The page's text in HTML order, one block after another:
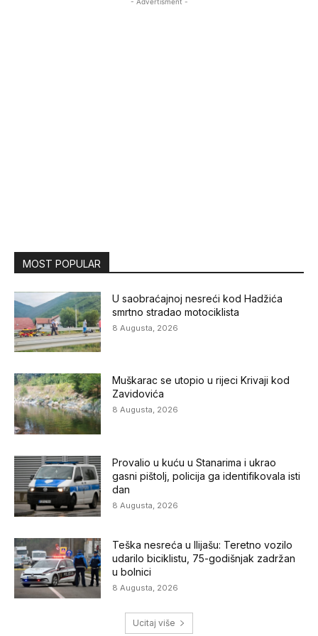
MOST POPULAR
U saobraćajnoj nesreći kod Hadžića
smrtno stradao motociklista
8 Augusta, 2026
Muškarac se utopio u rijeci Krivaji kod
Zavidovića
8 Augusta, 2026
Provalio u kuću u Stanarima i ukrao
gasni pištolj, policija ga identifikovala isti
dan
8 Augusta, 2026
Teška nesreća u Ilijašu: Teretno vozilo
udarilo biciklistu, 75-godišnjak zadržan
u bolnici
8 Augusta, 2026
Ucitaj više